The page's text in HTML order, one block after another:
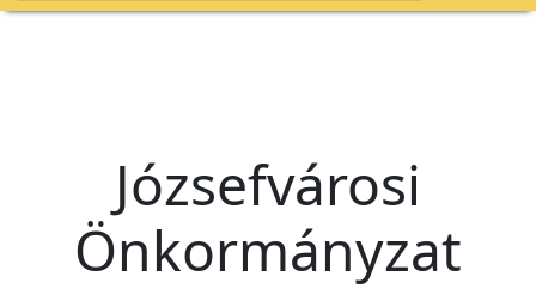
Józsefvárosi
Önkormányzat